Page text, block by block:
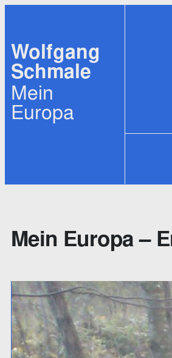
springen
Wolfgang
Schmale
Mein
Europa
Mein Europa –